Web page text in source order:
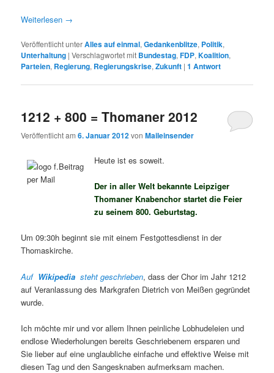
Weiterlesen →
Veröffentlicht unterAlles auf einmal,Gedankenblitze, Politik,
Unterhaltung |Verschlagwortet mit Bundestag,FDP,Koalition,
Parteien, Regierung, Regierungskrise,Zukunft |1 Antwort
1212 + 800 = Thomaner 2012
Veröffentlicht am6. Januar 2012vonMaileinsender
Heute ist es soweit.
Der in aller Welt bekannte Leipziger
Thomaner Knabenchor startet die Feier
zu seinem 800. Geburtstag.
Um 09:30h beginnt sie mit einem Festgottesdienst in der
Thomaskirche.
Auf Wikipedia steht geschrieben, dass der Chor im Jahr 1212
auf Veranlassung des Markgrafen Dietrich von Meißen gegründet
wurde.
Ich möchte mir und vor allem Ihnen peinliche Lobhudeleien und
endlose Wiederholungen bereits Geschriebenem ersparen und
Sie lieber auf eine unglaubliche einfache und effektive Weise mit
diesen Tag und den Sangesknaben aufmerksam machen.